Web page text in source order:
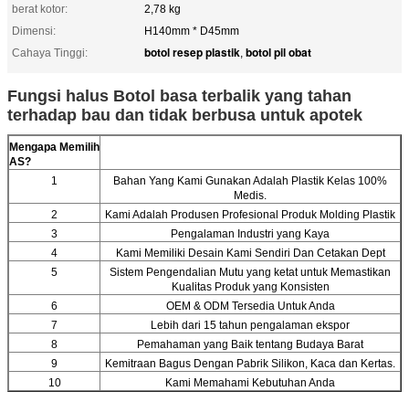
berat kotor:
2,78 kg
Dimensi:
H140mm * D45mm
Cahaya Tinggi:
botol resep plastik, botol pil obat
Fungsi halus Botol basa terbalik yang tahan
terhadap bau dan tidak berbusa untuk apotek
Mengapa Memilih
AS?
1
Bahan Yang Kami Gunakan Adalah Plastik Kelas 100%
Medis.
2
Kami Adalah Produsen Profesional Produk Molding Plastik
3
Pengalaman Industri yang Kaya
4
Kami Memiliki Desain Kami Sendiri Dan Cetakan Dept
5
Sistem Pengendalian Mutu yang ketat untuk Memastikan
Kualitas Produk yang Konsisten
6
OEM & ODM Tersedia Untuk Anda
7
Lebih dari 15 tahun pengalaman ekspor
8
Pemahaman yang Baik tentang Budaya Barat
9
Kemitraan Bagus Dengan Pabrik Silikon, Kaca dan Kertas.
10
Kami Memahami Kebutuhan Anda